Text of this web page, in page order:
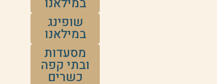
שופינג
במילאנו
מסעדות
ובתי קפה
כשרים